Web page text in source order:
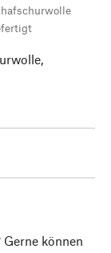
können